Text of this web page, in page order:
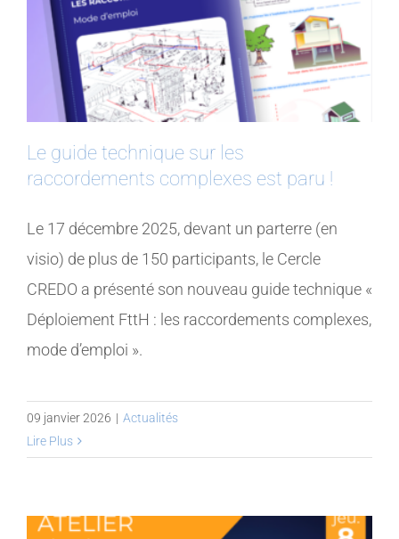
Le guide technique sur les
raccordements complexes est paru !
Le 17 décembre 2025, devant un parterre (en
visio) de plus de 150 participants, le Cercle
CREDO a présenté son nouveau guide technique «
Déploiement FttH : les raccordements complexes,
mode d’emploi ».
09 janvier 2026 | Actualités
Lire Plus